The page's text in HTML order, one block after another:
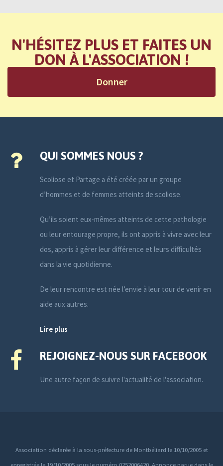
N'HÉSITEZ PLUS ET FAITES UN
DON À L'ASSOCIATION !
Donner
QUI SOMMES NOUS ?
Scoliose et Partage a été créée par un groupe
d’hommes et de femmes atteints de scoliose.
Qu’ils soient eux-mêmes atteints de cette pathologie
ou leur entourage propre, ils ont appris à vivre avec leur
dos, appris à gérer leur différence et leurs difficultés
dans la vie quotidienne.
De leur rencontre est née l’envie à leur tour de venir en
aide aux autres.
Lire plus
REJOIGNEZ-NOUS SUR FACEBOOK
Une autre façon de suivre l'actualité de l'association.
Association déclarée à la sous-préfecture de Montbéliard le 10/10/2005 et